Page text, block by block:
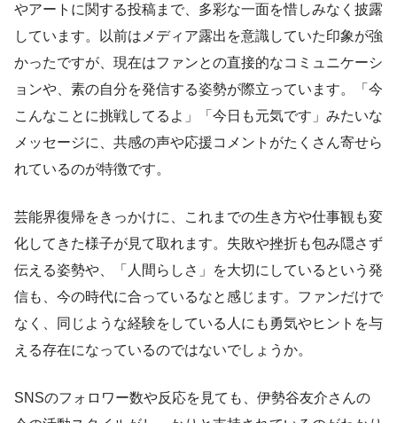
やアートに関する投稿まで、多彩な一面を惜しみなく披露
しています。以前はメディア露出を意識していた印象が強
かったですが、現在はファンとの直接的なコミュニケーシ
ョンや、素の自分を発信する姿勢が際立っています。「今
こんなことに挑戦してるよ」「今日も元気です」みたいな
メッセージに、共感の声や応援コメントがたくさん寄せら
れているのが特徴です。
芸能界復帰をきっかけに、これまでの生き方や仕事観も変
化してきた様子が見て取れます。失敗や挫折も包み隠さず
伝える姿勢や、「人間らしさ」を大切にしているという発
信も、今の時代に合っているなと感じます。ファンだけで
なく、同じような経験をしている人にも勇気やヒントを与
える存在になっているのではないでしょうか。
SNSのフォロワー数や反応を見ても、伊勢谷友介さんの